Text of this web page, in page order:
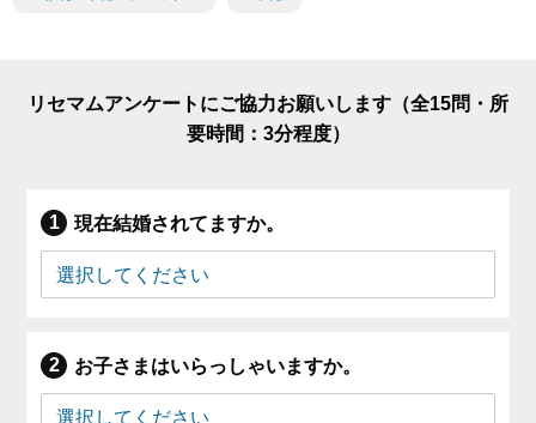
リセマムアンケートにご協力お願いします（全15問・所
要時間：3分程度）
現在結婚されてますか。
お子さまはいらっしゃいますか。